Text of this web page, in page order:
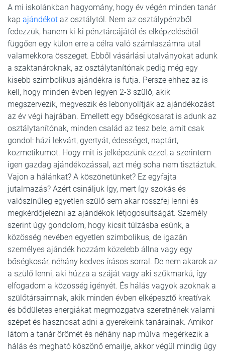
A mi iskolánkban hagyomány, hogy év végén minden tanár
kap ajándékot az osztálytól. Nem az osztálypénzből
fedezzük, hanem ki-ki pénztárcájától és elképzelésétől
függően egy külön erre a célra való számlaszámra utal
valamekkora összeget. Ebből vásárlási utalványokat adunk
a szaktanároknak, az osztálytanítónak pedig még egy
kisebb szimbolikus ajándékra is futja. Persze ehhez az is
kell, hogy minden évben legyen 2-3 szülő, akik
megszervezik, megveszik és lebonyolítják az ajándékozást
az év végi hajrában. Emellett egy bőségkosarat is adunk az
osztálytanítónak, minden család az tesz bele, amit csak
gondol: házi lekvárt, gyertyát, édességet, naptárt,
kozmetikumot. Hogy mit is jelképezünk ezzel, a szerintem
igen gazdag ajándékozással, azt még soha nem tisztáztuk.
Vajon a hálánkat? A köszönetünket? Ez egyfajta
jutalmazás? Azért csináljuk így, mert így szokás és
valószínűleg egyetlen szülő sem akar rosszfej lenni és
megkérdőjelezni az ajándékok létjogosultságát. Személy
szerint úgy gondolom, hogy kicsit túlzásba esünk, a
közösség nevében egyetlen szimbolikus, de igazán
személyes ajándék hozzám közelebb állna vagy egy
bőségkosár, néhány kedves írásos sorral. De nem akarok az
a szülő lenni, aki húzza a száját vagy aki szűkmarkú, így
elfogadom a közösség igényét. És hálás vagyok azoknak a
szülőtársaimnak, akik minden évben elképesztő kreatívak
és bődületes energiákat megmozgatva szeretnének valami
szépet és hasznosat adni a gyerekeink tanárainak. Amikor
látom a tanár örömét és néhány nap múlva megérkezik a
hálás és megható köszönő emailje, akkor végül mindig úgy